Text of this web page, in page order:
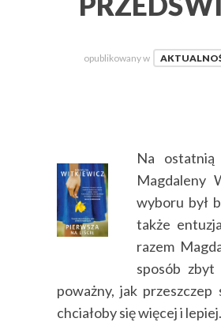
opublikowany w
Na
Magdaleny
wyboru był
także
razem
sposób
poważny, jak
chciałoby się więcej i lepiej.